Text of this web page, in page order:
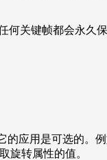
关键帧都会永久保
应用是可选的。
旋转属性的值。